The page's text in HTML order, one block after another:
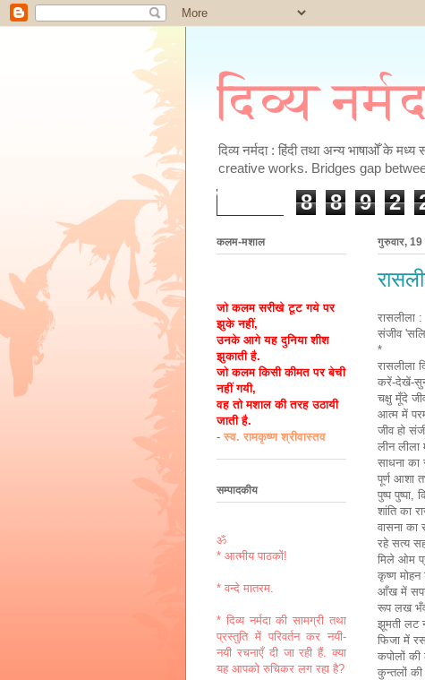
दिव्य
दिव्य नर्मदा : हिंदी तथा अन्य भाषाओँ के
creative works. Bridges gap
8 8 9 2
गुरुवार,
रासलीला :
संजीव
*
रासलीला
करें-देखें-सुन
चक्षु मूँदे
आत्म में
जीव हो
लीन लीला
साधना का
पूर्ण आशा
पुष्प पुष्पा,
शांति का
वासना का
रहे सत्य
मिले ओम
कृष्ण मोहन
आँख में
रूप लख
झूमती लट
फिजा में
कपोलों की
कुन्तलों की
कलम-मशाल
जो कलम सरीखे टूट गये पर
झुके नहीं,
उनके आगे यह दुनिया शीश
झुकाती है.
जो कलम किसी कीमत पर बेची
नहीं गयी,
वह तो मशाल की तरह उठायी
जाती है.
- स्व. रामकृष्ण श्रीवास्तव
सम्पादकीय
ॐ
* आत्मीय पाठकों!
* वन्दे मातरम.
* दिव्य नर्मदा की सामग्री तथा
प्रस्तुति में परिवर्तन कर नयी-
नयी रचनाएँ दी जा रही हैं. क्या
यह आपको रुचिकर लग रहा है?